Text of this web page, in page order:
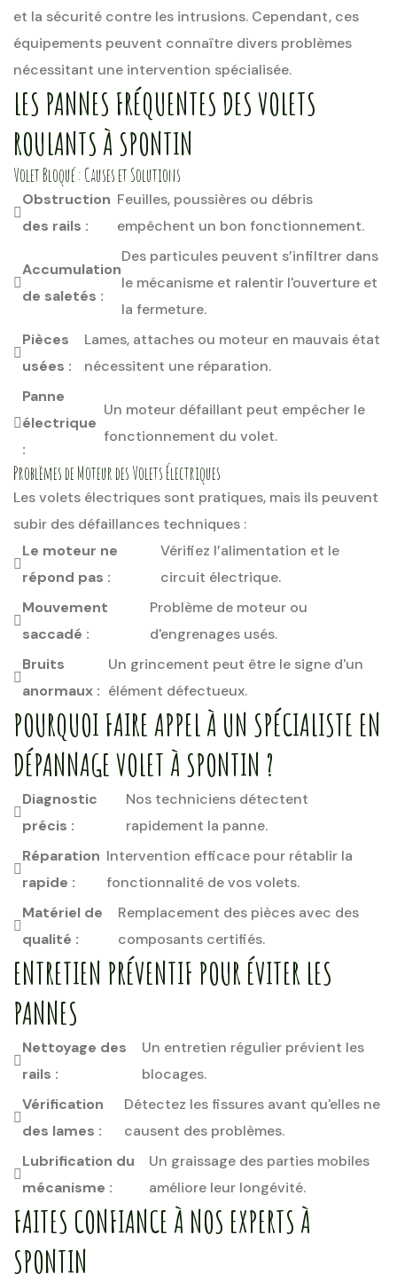
et la sécurité contre les intrusions. Cependant, ces
équipements peuvent connaître divers problèmes
nécessitant une intervention spécialisée.
LES PANNES FRÉQUENTES DES VOLETS
ROULANTS À SPONTIN
Volet Bloqué : Causes et Solutions
Obstruction
des rails :
Feuilles, poussières ou débris
empêchent un bon fonctionnement.
Accumulation
de saletés :
Des particules peuvent s’infiltrer dans
le mécanisme et ralentir l'ouverture et
la fermeture.
Pièces
usées :
Lames, attaches ou moteur en mauvais état
nécessitent une réparation.
Panne
électrique
:
Un moteur défaillant peut empêcher le
fonctionnement du volet.
Problèmes de Moteur des Volets Électriques
Les volets électriques sont pratiques, mais ils peuvent
subir des défaillances techniques :
Le moteur ne
répond pas :
Vérifiez l’alimentation et le
circuit électrique.
Mouvement
saccadé :
Problème de moteur ou
d'engrenages usés.
Bruits
anormaux :
Un grincement peut être le signe d'un
élément défectueux.
POURQUOI FAIRE APPEL À UN SPÉCIALISTE EN
DÉPANNAGE VOLET À SPONTIN ?
Diagnostic
précis :
Nos techniciens détectent
rapidement la panne.
Réparation
rapide :
Intervention efficace pour rétablir la
fonctionnalité de vos volets.
Matériel de
qualité :
Remplacement des pièces avec des
composants certifiés.
ENTRETIEN PRÉVENTIF POUR ÉVITER LES
PANNES
Nettoyage des
rails :
Un entretien régulier prévient les
blocages.
Vérification
des lames :
Détectez les fissures avant qu'elles ne
causent des problèmes.
Lubrification du
mécanisme :
Un graissage des parties mobiles
améliore leur longévité.
FAITES CONFIANCE À NOS EXPERTS À
SPONTIN